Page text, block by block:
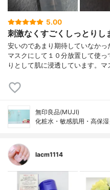
5.00
刺激なくすごくしっとりし
安いのであまり期待していなか
マスクにして１０分放置して使
りとして肌に浸透しています。
無印良品(MUJI)
化粧水・敏感肌用・高保
lacm1114